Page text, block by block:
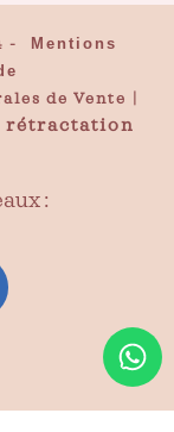
-
Mentions
de Vente
rétractation
: